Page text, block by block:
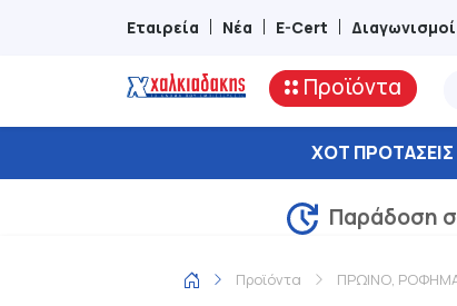
Εταιρεία Νέα E-Cert Διαγωνισμοί
Προϊόντα
ΧΟΤ ΠΡΟΤΆΣΕΙΣ
Παράδοση
Προϊόντα ΠΡΩΙΝΟ,